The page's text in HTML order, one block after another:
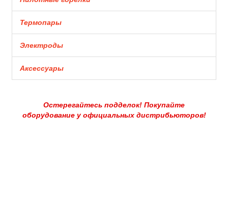
Термопары
Электроды
Аксессуары
Остерегайтесь подделок! Покупайте
оборудование у официальных дистрибьюторов!